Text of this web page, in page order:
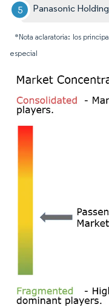
Panasonic
*Nota aclaratoria: los
especial